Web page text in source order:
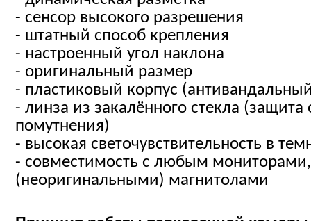
- сенсор высокого разрешения
- штатный способ крепления
- настроенный угол наклона
- оригинальный размер
- пластиковый корпус
- линза из закалённого стекла
помутнения)
- высокая светочувствительность в
- совместимость с любым
(неоригинальными) магнитолами